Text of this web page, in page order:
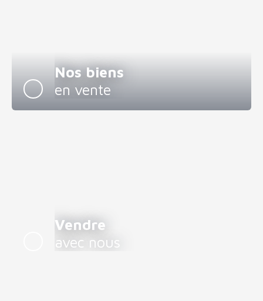
Nos biens
en vente
Vendre
avec nous